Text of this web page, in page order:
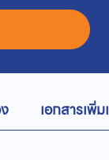
เอกสารเพิ่